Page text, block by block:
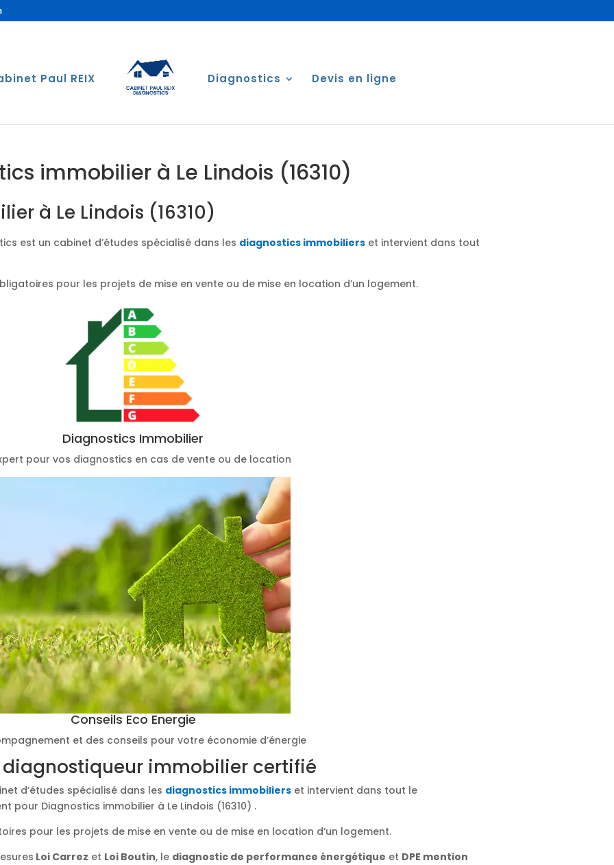
Paul REIX Diagnostics Devis en ligne
immobilier à Le Lindois (16310)
à Le Lindois (16310)
est un cabinet d’études spécialisé dans les diagnostics immobiliers et intervient dans tout
pour les projets de mise en vente ou de mise en location d’un logement.
Diagnostics Immobilier
pour vos diagnostics en cas de vente ou de location
Conseils Eco Energie
et des conseils pour votre économie d’énergie
diagnostiqueur immobilier certifié
d’études spécialisé dans les diagnostics immobiliers et intervient dans tout le
pour Diagnostics immobilier à Le Lindois (16310) .
pour les projets de mise en vente ou de mise en location d’un logement.
Loi Carrez et Loi Boutin, le diagnostic de performance énergétique et DPE mention